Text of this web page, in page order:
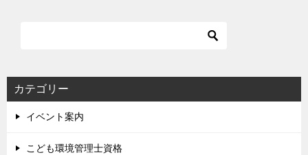
カテゴリー
イベント案内
こども環境管理士資格